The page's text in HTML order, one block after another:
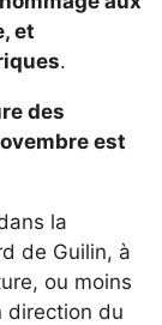
et
.
des
est
la
de Guilin, à
ou moins
direction du